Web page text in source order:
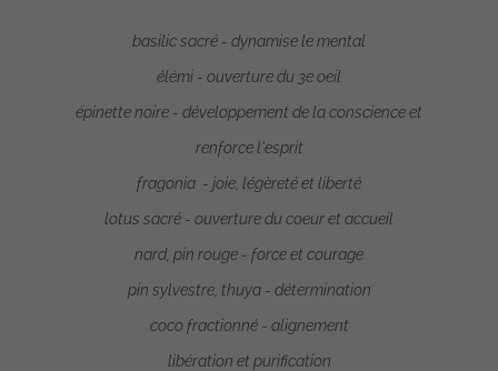
basilic sacré - dynamise le mental
élémi - ouverture du 3e oeil
épinette noire - développement de la conscience et
renforce l'esprit
fragonia - joie, légèreté et liberté
lotus sacré - ouverture du coeur et accueil
nard, pin rouge - force et courage
pin sylvestre, thuya - détermination
coco fractionné - alignement
libération et purification